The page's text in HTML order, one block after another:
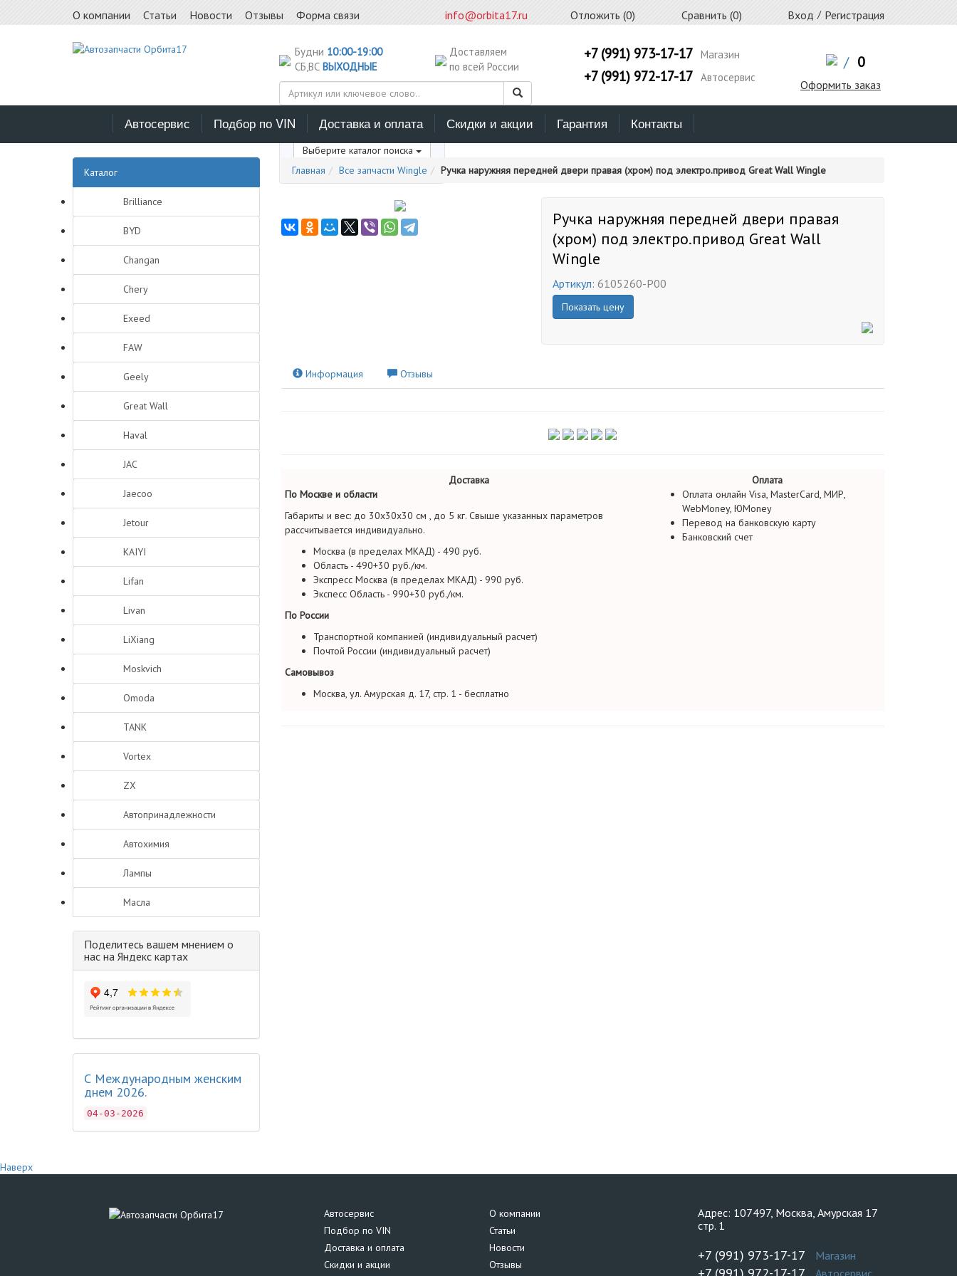
О компании Статьи Новости Отзывы Форма связи info@orbita17.ru Отложить (0) Сравнить (0) Вход / Регистрация
Будни 10:00-19:00
СБ,ВС ВЫХОДНЫЕ
Доставляем
по всей России
Выберите каталог поиска
+7 (991) 973-17-17 Магазин
+7 (991) 972-17-17 Автосервис
/ 0
Оформить заказ
Автосервис Подбор по VIN Доставка и оплата Скидки и акции Гарантия Контакты
Каталог
Brilliance
BYD
Changan
Chery
Exeed
FAW
Geely
Great Wall
Haval
JAC
Jaecoo
Jetour
KAIYI
Lifan
Livan
LiXiang
Moskvich
Omoda
TANK
Vortex
ZX
Автопринадлежности
Автохимия
Лампы
Масла
Поделитесь вашем мнением о
нас на Яндекс картах
С Международным женским
днем 2026.
04-03-2026
Главная Все запчасти Wingle Ручка наружняя передней двери правая (хром) под электро.привод Great Wall Wingle
Ручка наружняя передней двери правая
(хром) под электро.привод Great Wall
Wingle
Артикул: 6105260-P00
Показать цену
Информация Отзывы
Доставка
Оплата
По Москве и области
Габариты и вес: до 30х30х30 см , до 5 кг. Свыше указанных параметров
рассчитывается индивидуально.
Москва (в пределах МКАД) - 490 руб.
Область - 490+30 руб./км.
Экспресс Москва (в пределах МКАД) - 990 руб.
Экспесс Область - 990+30 руб./км.
По России
Транспортной компанией (индивидуальный расчет)
Почтой России (индивидуальный расчет)
Самовывоз
Москва, ул. Амурская д. 17, стр. 1 - бесплатно
Оплата онлайн Visa, MasterCard, МИР,
WebMoney, ЮMoney
Перевод на банковскую карту
Банковский счет
Наверх
Автосервис
Подбор по VIN
Доставка и оплата
Скидки и акции
О компании
Статьи
Новости
Отзывы
Адрес: 107497, Москва, Амурская 17
стр. 1
+7 (991) 973-17-17 Магазин
Автосервис